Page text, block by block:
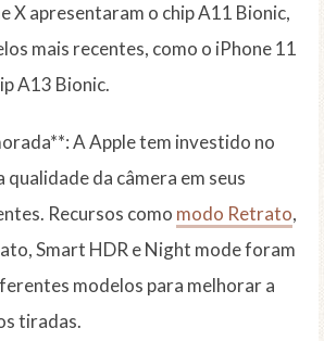
X apresentaram o chip A11 Bionic,
mais recentes, como o iPhone 11
A13 Bionic.
A Apple tem investido no
da câmera em seus
Recursos como modo Retrato,
Smart HDR e Night mode foram
modelos para melhorar a
tiradas.